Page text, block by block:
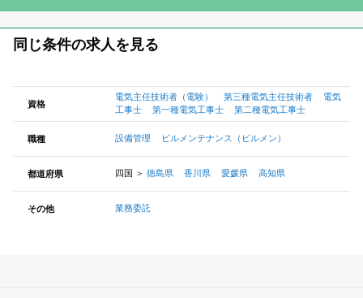
同じ条件の求人を見る
資格
電気主任技術者（電験） 第三種電気主任技術者
電気
工事士
第一種電気工事士 第二種電気工事士
職種 設備管理 ビルメンテナンス（ビルメン）
都道府県 四国 ＞ 徳島県 香川県 愛媛県 高知県
その他 業務委託